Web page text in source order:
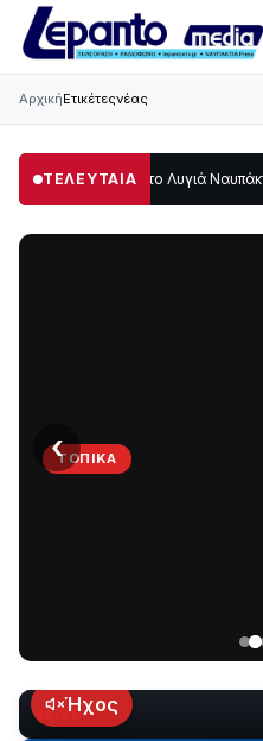
ΑρχικήΕτικέτεςνέας
ΤΕΛΕΥΤΑΙΑ
μέρος στο Λυγιά Ναυπάκτου12:08
ΤΟΠΙΚΆ
Ναυπάκτου
εδώ
και
‹
LIVEΉχος